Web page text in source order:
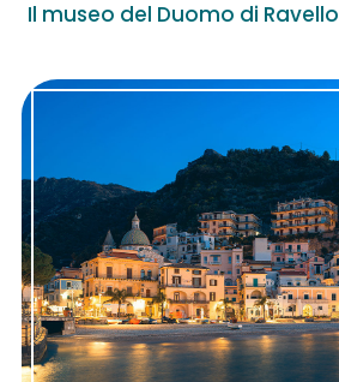
Il museo del Duomo di Ravello